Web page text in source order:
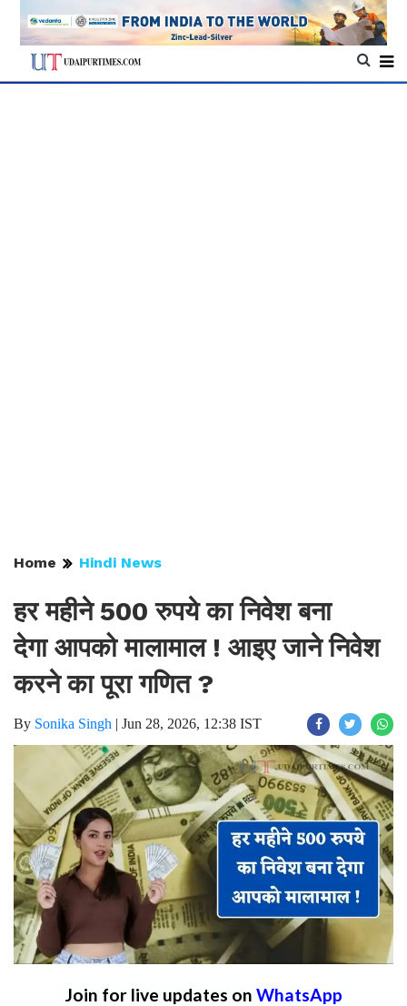
Home Hindi News
हर महीने 500 रुपये का निवेश बना
देगा आपको मालामाल ! आइए जाने निवेश
करने का पूरा गणित ?
By Sonika Singh | Jun 28, 2026, 12:38 IST
Join for live updates on WhatsApp